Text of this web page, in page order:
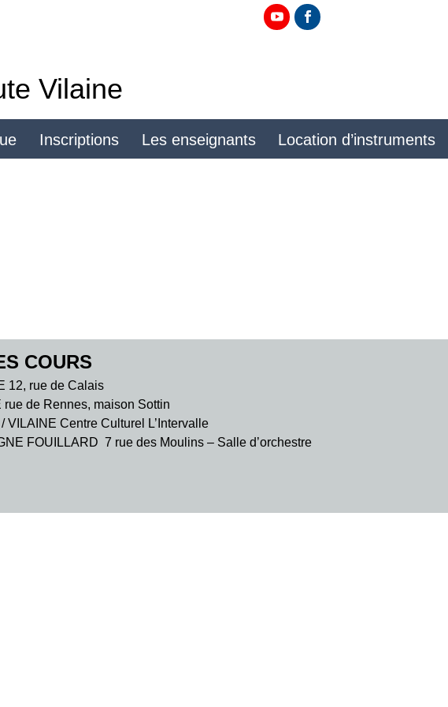
Vilaine
Inscriptions Les enseignants Location d’instruments
COURS
12, rue de Calais
rue de Rennes, maison Sottin
/ VILAINE Centre Culturel L’Intervalle
FOUILLARD 7 rue des Moulins – Salle d’orchestre